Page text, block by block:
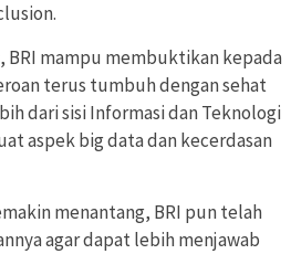
BRI mampu membuktikan kepada
terus tumbuh dengan sehat
dari sisi Informasi dan Teknologi
aspek big data dan kecerdasan
menantang, BRI pun telah
agar dapat lebih menjawab